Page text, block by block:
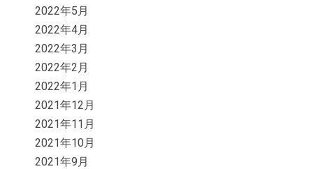
2022年5月
2022年4月
2022年3月
2022年2月
2022年1月
2021年12月
2021年11月
2021年10月
2021年9月